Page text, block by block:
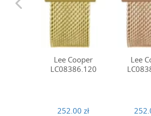
Lee Cooper
LC08386.120
252.00 zł
Lee